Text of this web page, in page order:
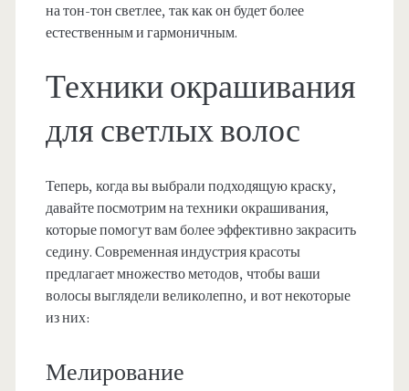
на тон-тон светлее, так как он будет более
естественным и гармоничным.
Техники окрашивания
для светлых волос
Теперь, когда вы выбрали подходящую краску,
давайте посмотрим на техники окрашивания,
которые помогут вам более эффективно закрасить
седину. Современная индустрия красоты
предлагает множество методов, чтобы ваши
волосы выглядели великолепно, и вот некоторые
из них:
Мелирование